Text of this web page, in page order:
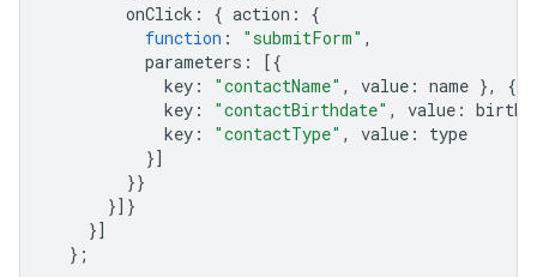
onClick : { action :
{
function : "submitForm" ,
parameters :
[{
key : "contactName" , value : name },
{
key : "contactBirthdate" , value :
key : "contactType" , value :
type
}]
}}
}]}
}]
};